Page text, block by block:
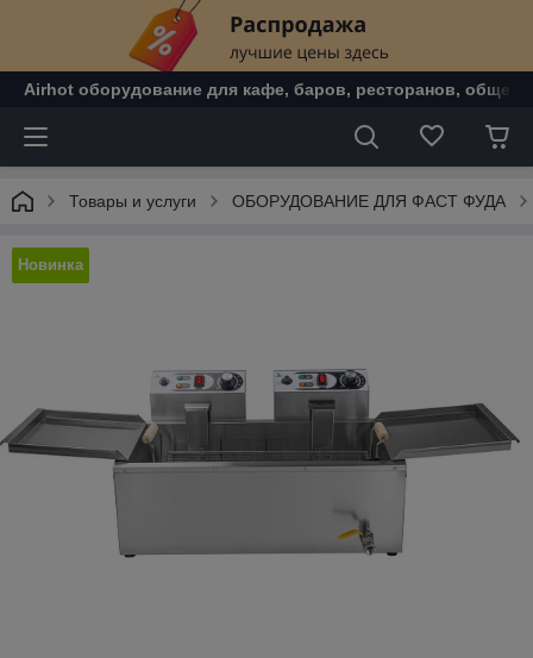
Airhot оборудование для кафе, баров, ресторанов,
Товары и услуги ОБОРУДОВАНИЕ ДЛЯ ФАСТ ФУДА
Новинка